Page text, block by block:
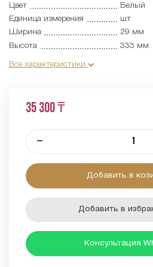
Цвет
Белый
Единица измерения
шт
Ширина
29 мм
Высота
333 мм
Все характеристики
35 300 ₸
–
Добавить в
Добавить в
Консультация